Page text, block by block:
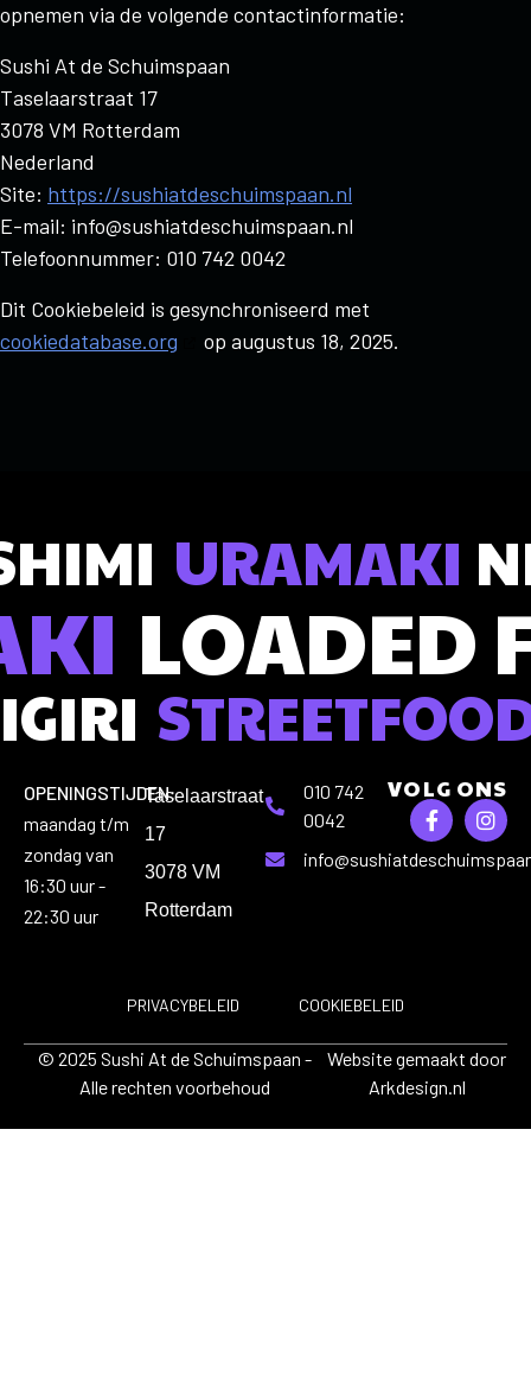
opnemen via de volgende contactinformatie:
Sushi At de Schuimspaan
Taselaarstraat 17
3078 VM Rotterdam
Nederland
Site: https://sushiatdeschuimspaan.nl
E-mail: info@sushiatdeschuimspaan.nl
Telefoonnummer: 010 742 0042
Dit Cookiebeleid is gesynchroniseerd met
cookiedatabase.org
op augustus 18, 2025.
URAMAKI
LOADED
OPENINGSTIJDEN:
maandag t/m
zondag van
16:30 uur -
22:30 uur
Taselaarstraat
17
3078 VM
Rotterdam
010 742
0042
VOLG ONS
PRIVACYBELEID COOKIEBELEID
© 2025 Sushi At de Schuimspaan -
Alle rechten voorbehoud
Website gemaakt door
Arkdesign.nl